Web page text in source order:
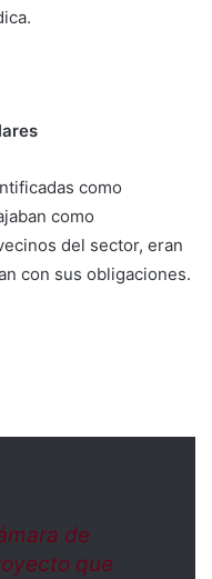
como
como
del sector, eran
con sus obligaciones.
de
que